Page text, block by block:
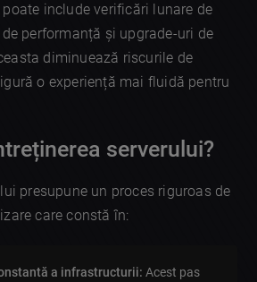
include verificări lunare de
performanță și upgrade-uri de
diminuează riscurile de
o experiență mai fluidă pentru
serverului?
presupune un proces riguroas de
care constă în:
a infrastructurii: Acest pas